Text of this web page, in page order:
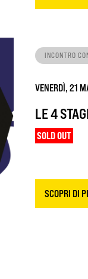
INCONTRO
VENERDÌ, 21
LE 4
SOLD OUT
SCOPRI DI